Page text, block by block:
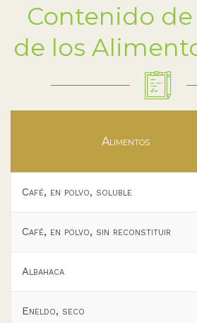
Contenido
de los
Alimentos
Café, en polvo, soluble
Café, en polvo, sin reconstituir
Albahaca
Eneldo, seco